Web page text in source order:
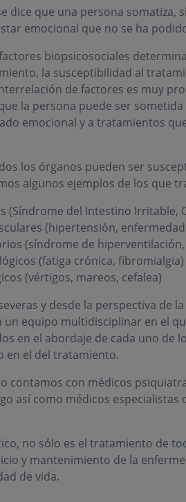
dice que una persona somatiza,
emocional que no se ha
biopsicosociales
la susceptibilidad al
de factores es muy
la persona puede ser
emocional y a tratamientos
los órganos pueden ser
algunos ejemplos de los que
(Síndrome del Intestino Irritable,
(hipertensión,
(síndrome de
(fatiga crónica, fibromialgia)
(vértigos, mareos, cefalea)
y desde la perspectiva de
equipo multidisciplinar en el
en el abordaje de cada uno de
en el del tratamiento.
contamos con médicos
así como médicos especialistas
no sólo es el tratamiento de
y mantenimiento de la
de vida.